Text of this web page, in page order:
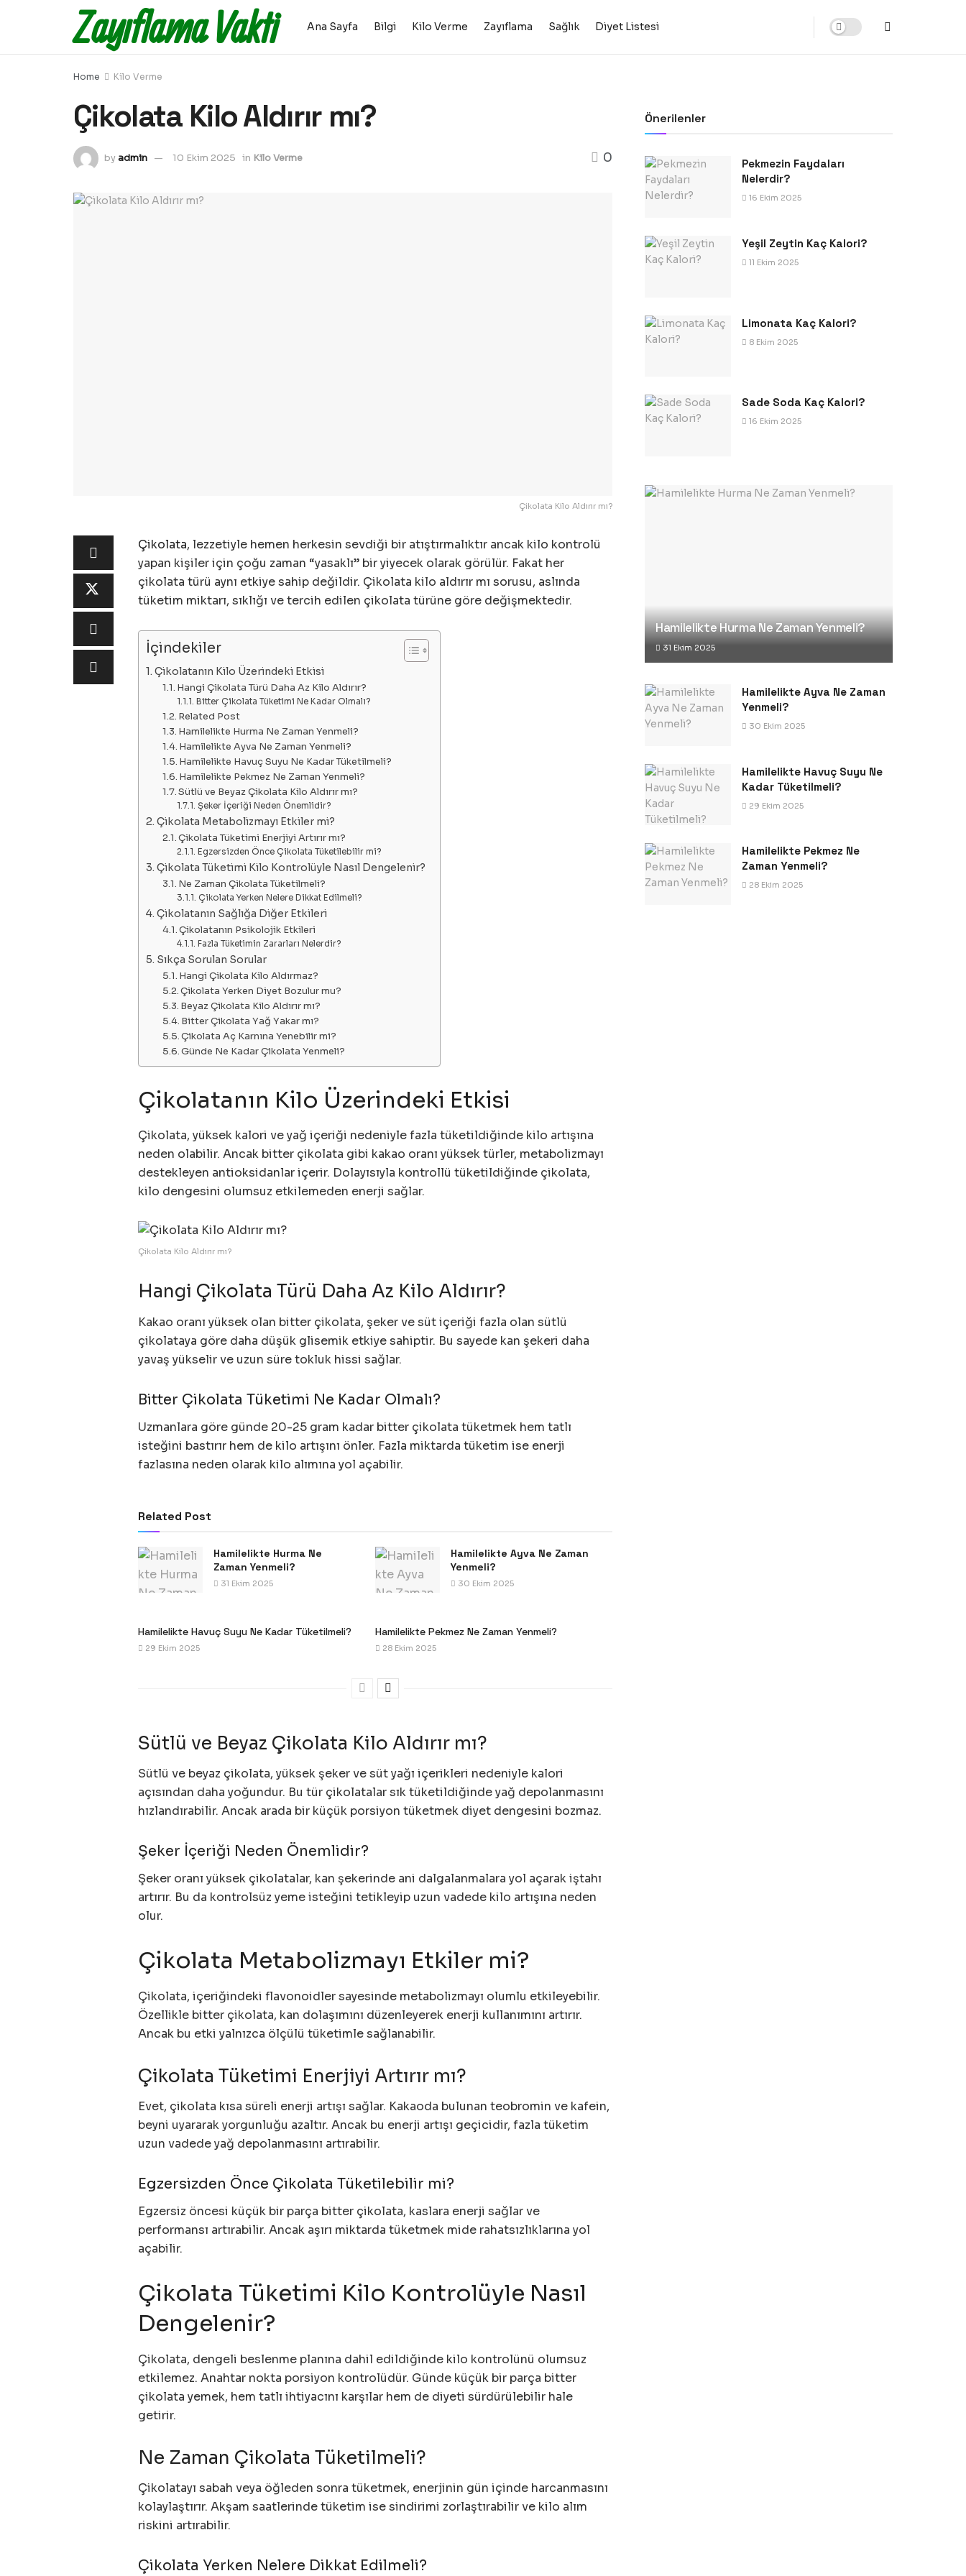
Zayıflama Vakti Ana Sayfa Bilgi Kilo Verme Zayıflama Sağlık Diyet Listesi
Home Kilo Verme
Çikolata Kilo Aldırır mı?
byadmin 10 Ekim 2025 in Kilo Verme 0
Çikolata Kilo Aldırır mı?
Çikolata, lezzetiyle hemen herkesin sevdiği bir atıştırmalıktır ancak kilo kontrolü
yapan kişiler için çoğu zaman “yasaklı” bir yiyecek olarak görülür. Fakat her
çikolata türü aynı etkiye sahip değildir. Çikolata kilo aldırır mı sorusu, aslında
tüketim miktarı, sıklığı ve tercih edilen çikolata türüne göre değişmektedir.
İçindekiler
Çikolatanın Kilo Üzerindeki Etkisi
Hangi Çikolata Türü Daha Az Kilo Aldırır?
Bitter Çikolata Tüketimi Ne Kadar Olmalı?
Related Post
Hamilelikte Hurma Ne Zaman Yenmeli?
Hamilelikte Ayva Ne Zaman Yenmeli?
Hamilelikte Havuç Suyu Ne Kadar Tüketilmeli?
Hamilelikte Pekmez Ne Zaman Yenmeli?
Sütlü ve Beyaz Çikolata Kilo Aldırır mı?
Şeker İçeriği Neden Önemlidir?
Çikolata Metabolizmayı Etkiler mi?
Çikolata Tüketimi Enerjiyi Artırır mı?
Egzersizden Önce Çikolata Tüketilebilir mi?
Çikolata Tüketimi Kilo Kontrolüyle Nasıl Dengelenir?
Ne Zaman Çikolata Tüketilmeli?
Çikolata Yerken Nelere Dikkat Edilmeli?
Çikolatanın Sağlığa Diğer Etkileri
Çikolatanın Psikolojik Etkileri
Fazla Tüketimin Zararları Nelerdir?
Sıkça Sorulan Sorular
Hangi Çikolata Kilo Aldırmaz?
Çikolata Yerken Diyet Bozulur mu?
Beyaz Çikolata Kilo Aldırır mı?
Bitter Çikolata Yağ Yakar mı?
Çikolata Aç Karnına Yenebilir mi?
Günde Ne Kadar Çikolata Yenmeli?
Çikolatanın Kilo Üzerindeki Etkisi
Çikolata, yüksek kalori ve yağ içeriği nedeniyle fazla tüketildiğinde kilo artışına
neden olabilir. Ancak bitter çikolata gibi kakao oranı yüksek türler, metabolizmayı
destekleyen antioksidanlar içerir. Dolayısıyla kontrollü tüketildiğinde çikolata,
kilo dengesini olumsuz etkilemeden enerji sağlar.
Çikolata Kilo Aldırır mı?
Hangi Çikolata Türü Daha Az Kilo Aldırır?
Kakao oranı yüksek olan bitter çikolata, şeker ve süt içeriği fazla olan sütlü
çikolataya göre daha düşük glisemik etkiye sahiptir. Bu sayede kan şekeri daha
yavaş yükselir ve uzun süre tokluk hissi sağlar.
Bitter Çikolata Tüketimi Ne Kadar Olmalı?
Uzmanlara göre günde 20-25 gram kadar bitter çikolata tüketmek hem tatlı
isteğini bastırır hem de kilo artışını önler. Fazla miktarda tüketim ise enerji
fazlasına neden olarak kilo alımına yol açabilir.
Related Post
Hamilelikte Hurma Ne
Zaman Yenmeli?
31 Ekim 2025
Hamilelikte Ayva Ne Zaman
Yenmeli?
30 Ekim 2025
Hamilelikte Havuç Suyu Ne Kadar Tüketilmeli?
29 Ekim 2025
Hamilelikte Pekmez Ne Zaman Yenmeli?
28 Ekim 2025
Sütlü ve Beyaz Çikolata Kilo Aldırır mı?
Sütlü ve beyaz çikolata, yüksek şeker ve süt yağı içerikleri nedeniyle kalori
açısından daha yoğundur. Bu tür çikolatalar sık tüketildiğinde yağ depolanmasını
hızlandırabilir. Ancak arada bir küçük porsiyon tüketmek diyet dengesini bozmaz.
Şeker İçeriği Neden Önemlidir?
Şeker oranı yüksek çikolatalar, kan şekerinde ani dalgalanmalara yol açarak iştahı
artırır. Bu da kontrolsüz yeme isteğini tetikleyip uzun vadede kilo artışına neden
olur.
Çikolata Metabolizmayı Etkiler mi?
Çikolata, içeriğindeki flavonoidler sayesinde metabolizmayı olumlu etkileyebilir.
Özellikle bitter çikolata, kan dolaşımını düzenleyerek enerji kullanımını artırır.
Ancak bu etki yalnızca ölçülü tüketimle sağlanabilir.
Çikolata Tüketimi Enerjiyi Artırır mı?
Evet, çikolata kısa süreli enerji artışı sağlar. Kakaoda bulunan teobromin ve kafein,
beyni uyararak yorgunluğu azaltır. Ancak bu enerji artışı geçicidir, fazla tüketim
uzun vadede yağ depolanmasını artırabilir.
Egzersizden Önce Çikolata Tüketilebilir mi?
Egzersiz öncesi küçük bir parça bitter çikolata, kaslara enerji sağlar ve
performansı artırabilir. Ancak aşırı miktarda tüketmek mide rahatsızlıklarına yol
açabilir.
Çikolata Tüketimi Kilo Kontrolüyle Nasıl
Dengelenir?
Çikolata, dengeli beslenme planına dahil edildiğinde kilo kontrolünü olumsuz
etkilemez. Anahtar nokta porsiyon kontrolüdür. Günde küçük bir parça bitter
çikolata yemek, hem tatlı ihtiyacını karşılar hem de diyeti sürdürülebilir hale
getirir.
Ne Zaman Çikolata Tüketilmeli?
Çikolatayı sabah veya öğleden sonra tüketmek, enerjinin gün içinde harcanmasını
kolaylaştırır. Akşam saatlerinde tüketim ise sindirimi zorlaştırabilir ve kilo alım
riskini artırabilir.
Çikolata Yerken Nelere Dikkat Edilmeli?
Önerilenler
Pekmezin Faydaları
Nelerdir?
16 Ekim 2025
Yeşil Zeytin Kaç Kalori?
11 Ekim 2025
Limonata Kaç Kalori?
8 Ekim 2025
Sade Soda Kaç Kalori?
16 Ekim 2025
Hamilelikte Hurma Ne Zaman Yenmeli?
31 Ekim 2025
Hamilelikte Ayva Ne Zaman
Yenmeli?
30 Ekim 2025
Hamilelikte Havuç Suyu Ne
Kadar Tüketilmeli?
29 Ekim 2025
Hamilelikte Pekmez Ne
Zaman Yenmeli?
28 Ekim 2025